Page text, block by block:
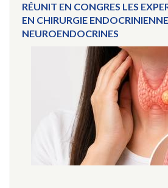
RÉUNIT EN CONGRES LES
EN CHIRURGIE
NEUROENDOCRINES